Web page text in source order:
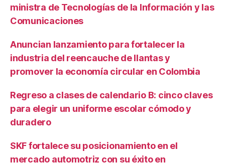
ministra de Tecnologías de la Información y las
Comunicaciones
Anuncian lanzamiento para fortalecer la
industria del reencauche de llantas y
promover la economía circular en Colombia
Regreso a clases de calendario B: cinco claves
para elegir un uniforme escolar cómodo y
duradero
SKF fortalece su posicionamiento en el
mercado automotriz con su éxito en